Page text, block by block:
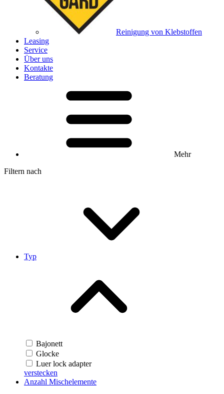
Reinigung von Klebstoffen
Leasing
Service
Über uns
Kontakte
Beratung
Mehr
Filtern nach
Typ
Bajonett
Glocke
Luer lock adapter
verstecken
Anzahl Mischelemente